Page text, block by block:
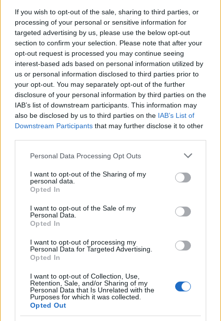
If you wish to opt-out of the sale, sharing to third parties, or
processing of your personal or sensitive information for
targeted advertising by us, please use the below opt-out
section to confirm your selection. Please note that after your
opt-out request is processed you may continue seeing
interest-based ads based on personal information utilized by
us or personal information disclosed to third parties prior to
your opt-out. You may separately opt-out of the further
disclosure of your personal information by third parties on the
IAB’s list of downstream participants. This information may
also be disclosed by us to third parties on the IAB’s List of
Downstream Participants that may further disclose it to other
Please note that this website/app uses one or more Google
not limited to your visit or usage behaviour. You may click to
grant or deny consent to Google and its third-party tags to
use your data for below specified purposes in below Google
consent section.
Personal Data Processing Opt Outs
I want to opt-out of the Sharing of my
personal data.
Opted In
I want to opt-out of the Sale of my
Personal Data.
Opted In
I want to opt-out of processing my
Personal Data for Targeted Advertising.
Opted In
I want to opt-out of Collection, Use,
Retention, Sale, and/or Sharing of my
Personal Data that Is Unrelated with the
Purposes for which it was collected.
Opted Out
Május 8.
„Historikus” Beethoven
Az est első felében Malcolm Bilson, a nemzetközi
hírű zongorista, a fortepiano játék megkerülhetetlen
tekintélye Ludwig van Beethoven korai műveiből
választotta programját. A koncert második részében
Beethoven kisebbik, C-dúr hangnemben írt miséje
csendült fel a Vashegyi György által vezetett Orfeo
Zenekar és Purcell kórus, valamint énekes szólisták
előadásában.